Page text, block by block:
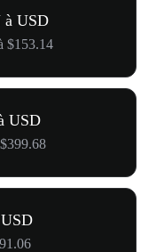
à USD
$153.14
USD